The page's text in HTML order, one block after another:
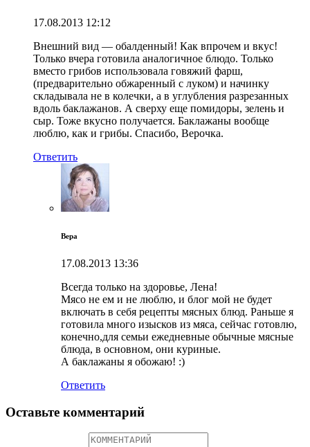
17.08.2013 12:12
Внешний вид — обалденный! Как впрочем и вкус!
Только вчера готовила аналогичное блюдо. Только
вместо грибов использовала говяжий фарш,
(предварительно обжаренный с луком) и начинку
складывала не в колечки, а в углубления разрезанных
вдоль баклажанов. А сверху еще помидоры, зелень и
сыр. Тоже вкусно получается. Баклажаны вообще
люблю, как и грибы. Спасибо, Верочка.
Ответить
Вера
17.08.2013 13:36
Всегда только на здоровье, Лена!
Мясо не ем и не люблю, и блог мой не будет
включать в себя рецепты мясных блюд. Раньше я
готовила много изысков из мяса, сейчас готовлю,
конечно,для семьи ежедневные обычные мясные
блюда, в основном, они куриные.
А баклажаны я обожаю! :)
Ответить
Оставьте комментарий